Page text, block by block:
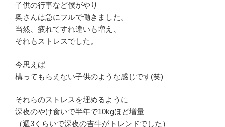
子供の行事など僕がやり
奥さんは急にフルで働きました。
当然、疲れてすれ違いも増え、
それもストレスでした。
今思えば
構ってもらえない子供のような感じです(笑)
それらのストレスを埋めるように
深夜のやけ食いで半年で10kgほど増量
（週3くらいで深夜の吉牛がトレンドでした）